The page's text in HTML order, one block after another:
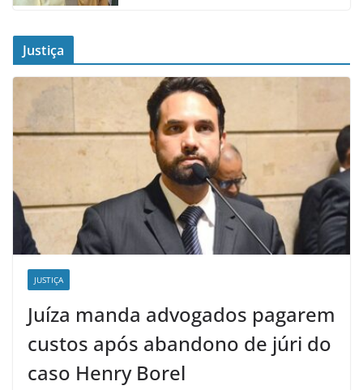
Justiça
JUSTIÇA
Juíza manda advogados pagarem
custos após abandono de júri do
caso Henry Borel